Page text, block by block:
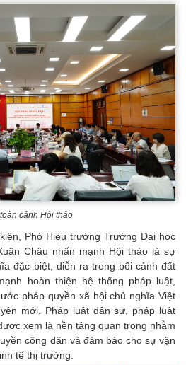
cảnh Hội thảo
Phó Hiệu trưởng Trường Đại học
Châu nhấn mạnh Hội thảo là sự
đặc biệt, diễn ra trong bối cảnh đất
hoàn thiện hệ thống pháp luật,
pháp quyền xã hội chủ nghĩa Việt
mới. Pháp luật dân sự, pháp luật
xem là nền tảng quan trọng nhằm
công dân và đảm bảo cho sự vận
tế thị trường.